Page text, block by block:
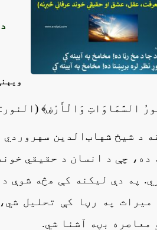
السَّمَاوَاتِ وَالْأَرْضِ﴾ (النور: ۳۵)
د شیخ شهاب‌الدین
ده، چې د انسان د حقیقي
په دې لیکنه کې هڅه شوې
میراث په رڼا کې تحلیل
معاصره بڼه آشنا شي.